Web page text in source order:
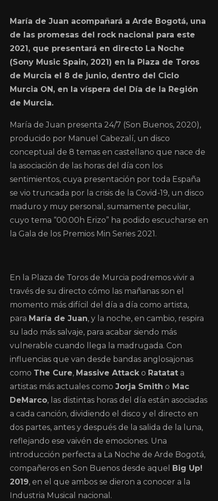
María de Juan acompañará a Arde Bogotá, una
de las promesas del rock nacional para este
2021, que presentará en directo La Noche
(Sony Music Spain, 2021) en la Plaza de Toros
de Murcia el 8 de junio, dentro del Ciclo
Murcia ON, en la víspera del Día de la Región
de Murcia.
María de Juan presenta 24/7 (Son Buenos, 2020),
producido por Manuel Cabezalí, un disco
conceptual de 8 temas en castellano que nace de
la asociación de las horas del día con los
sentimientos, cuya presentación por toda España
se vio truncada por la crisis de la Covid-19, un disco
maduro y muy personal, sumamente peculiar,
cuyo tema “00:00h Erizo” ha podido escucharse en
la Gala de los Premios Min Series 2021.
En la Plaza de Toros de Murcia podremos vivir a
través de su directo cómo las mañanas son el
momento más difícil del día a día como artista,
para María de Juan, y la noche, en cambio, respira
su lado más salvaje, para acabar siendo más
vulnerable cuando llega la madrugada. Con
influencias que van desde bandas anglosajonas
como The Cure, Massive Attacko Ratatat a
artistas más actuales como Jorja Smith o Mac
DeMarco, las distintas horas del día están asociadas
a cada canción, dividiendo el disco y el directo en
dos partes, antes y después de la salida de la luna,
reflejando ese vaivén de emociones. Una
introducción perfecta a La Noche de Arde Bogotá,
compañeros en Son Buenos desde aquel
Big Up!
2019, en el que ambos se dieron a conocer a la
Industria Musical nacional.